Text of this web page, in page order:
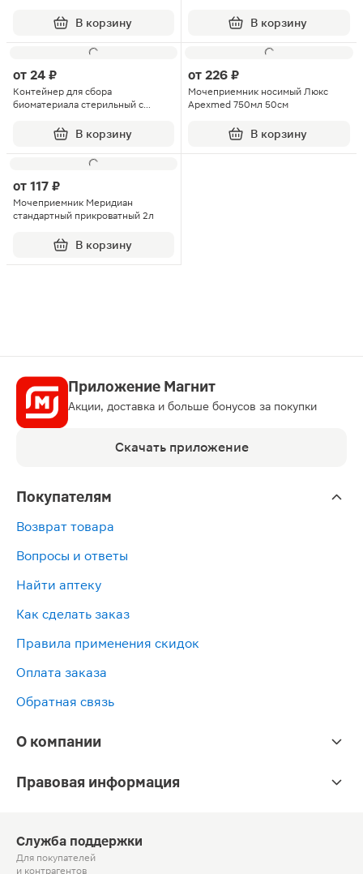
В корзину В корзину
от 24 ₽
Контейнер для сбора
биоматериала стерильный с
В корзину
от 226 ₽
Мочеприемник носимый Люкс
Apexmed 750мл 50см
В корзину
от 117 ₽
Мочеприемник Меридиан
стандартный прикроватный 2л
В корзину
Приложение Магнит
Акции, доставка и больше бонусов за покупки
Скачать приложение
Покупателям
Возврат товара
Вопросы и ответы
Найти аптеку
Как сделать заказ
Правила применения скидок
Оплата заказа
Обратная связь
О компании
Правовая информация
Служба поддержки
Для покупателей
и контрагентов